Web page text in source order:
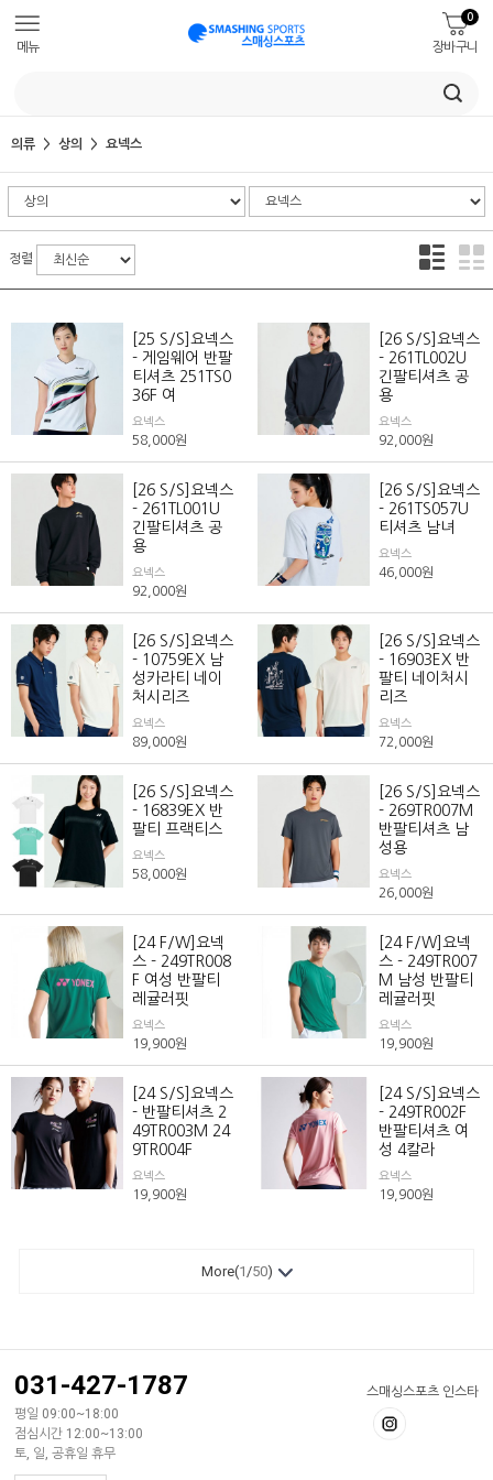
메뉴 장바구니
0
의류 상의 요넥스
정렬
[25 S/S]요넥스
- 게임웨어 반팔
티셔츠 251TS0
36F 여
요넥스
58,000원
[26 S/S]요넥스
- 261TL002U
긴팔티셔츠 공
용
요넥스
92,000원
[26 S/S]요넥스
- 261TL001U
긴팔티셔츠 공
용
요넥스
92,000원
[26 S/S]요넥스
- 261TS057U
티셔츠 남녀
요넥스
46,000원
[26 S/S]요넥스
- 10759EX 남
성카라티 네이
처시리즈
요넥스
89,000원
[26 S/S]요넥스
- 16903EX 반
팔티 네이처시
리즈
요넥스
72,000원
[26 S/S]요넥스
- 16839EX 반
팔티 프랙티스
요넥스
58,000원
[26 S/S]요넥스
- 269TR007M
반팔티셔츠 남
성용
요넥스
26,000원
[24 F/W]요넥
스 - 249TR008
F 여성 반팔티
레귤러핏
요넥스
19,900원
[24 F/W]요넥
스 - 249TR007
M 남성 반팔티
레귤러핏
요넥스
19,900원
[24 S/S]요넥스
- 반팔티셔츠 2
49TR003M 24
9TR004F
요넥스
19,900원
[24 S/S]요넥스
- 249TR002F
반팔티셔츠 여
성 4칼라
요넥스
19,900원
More(1/50)
스매싱스포츠 인스타
031-427-1787
평일 09:00~18:00
점심시간 12:00~13:00
토, 일, 공휴일 휴무